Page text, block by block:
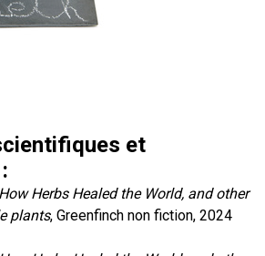
et
How Herbs Healed the World, and other
plants, Greenfinch non fiction, 2024